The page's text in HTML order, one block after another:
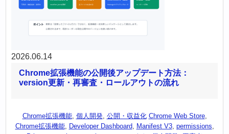
2026.06.14
Chrome拡張機能の公開後アップデート方法：
version更新・再審査・ロールアウトの流れ
Chrome拡張機能, 個人開発, 公開・収益化 Chrome Web Store,
Chrome拡張機能, Developer Dashboard, Manifest V3, permissions,